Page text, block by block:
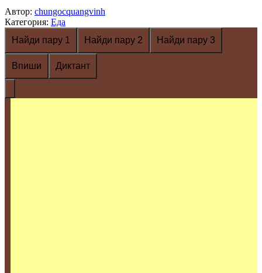
Автор: chungocquangvinh
Категория: Еда
Найди пару 1
Найди пару 2 Найди пару 3
Впиши Диктант